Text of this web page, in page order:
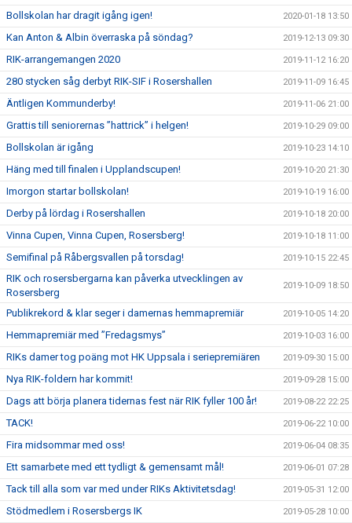
Bollskolan har dragit igång igen! 2020-01-18 13:50
Kan Anton & Albin överraska på söndag? 2019-12-13 09:30
RIK-arrangemangen 2020 2019-11-12 16:20
280 stycken såg derbyt RIK-SIF i Rosershallen 2019-11-09 16:45
Äntligen Kommunderby! 2019-11-06 21:00
Grattis till seniorernas ”hattrick” i helgen! 2019-10-29 09:00
Bollskolan är igång 2019-10-23 14:10
Häng med till finalen i Upplandscupen! 2019-10-20 21:30
Imorgon startar bollskolan! 2019-10-19 16:00
Derby på lördag i Rosershallen 2019-10-18 20:00
Vinna Cupen, Vinna Cupen, Rosersberg! 2019-10-18 11:00
Semifinal på Råbergsvallen på torsdag! 2019-10-15 22:45
RIK och rosersbergarna kan påverka utvecklingen av
Rosersberg
2019-10-09 18:50
Publikrekord & klar seger i damernas hemmapremiär 2019-10-05 14:20
Hemmapremiär med ”Fredagsmys” 2019-10-03 16:00
RIKs damer tog poäng mot HK Uppsala i seriepremiären 2019-09-30 15:00
Nya RIK-foldern har kommit! 2019-09-28 15:00
Dags att börja planera tidernas fest när RIK fyller 100 år! 2019-08-22 22:25
TACK! 2019-06-22 10:00
Fira midsommar med oss! 2019-06-04 08:35
Ett samarbete med ett tydligt & gemensamt mål! 2019-06-01 07:28
Tack till alla som var med under RIKs Aktivitetsdag! 2019-05-31 12:00
Stödmedlem i Rosersbergs IK 2019-05-28 10:00